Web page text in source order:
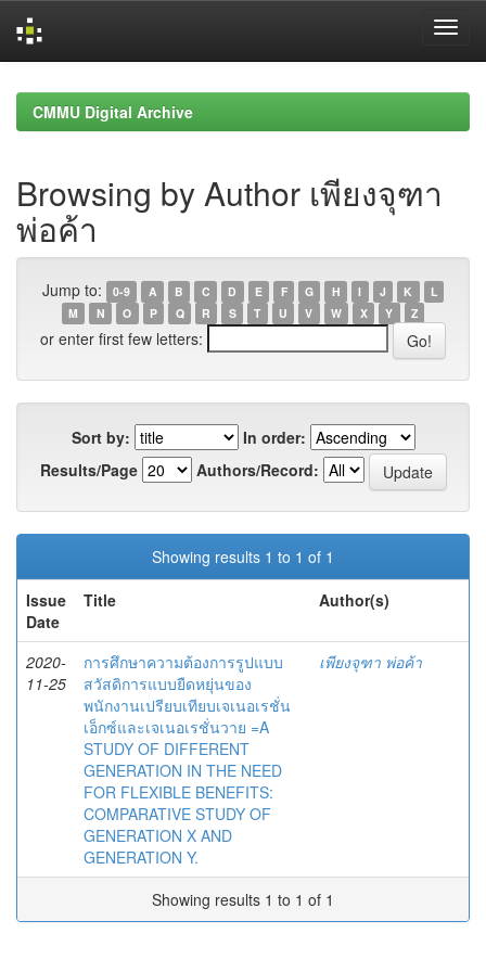
navigationCMMU Digital Archive
Browsing by Author เพียงจุฑา
พ่อค้า
Jump to: 0-9 A B C D E F G H I J K
L
M
N O P Q R S T U V W X Y Z
or enter first few letters:
Sort by:
In order:
Results/Page
Authors/Record:
Showing results 1 to 1 of 1
Issue
Date
Title Author(s)
2020-
11-25
การศึกษาความต้องการรูปแบบ
สวัสดิการแบบยืดหยุ่นของ
พนักงานเปรียบเทียบเจเนอเรชั่น
เอ็กซ์และเจเนอเรชั่นวาย =A
STUDY OF DIFFERENT
GENERATION IN THE NEED
FOR FLEXIBLE BENEFITS:
COMPARATIVE STUDY OF
GENERATION X AND
GENERATION Y.
เพียงจุฑา พ่อค้า
Showing results 1 to 1 of 1